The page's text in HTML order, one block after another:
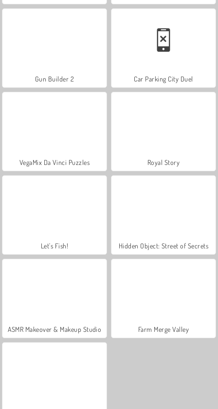
Gun Builder 2 Car Parking City Duel
VegaMix Da Vinci Puzzles Royal Story
Let's Fish! Hidden Object: Street of Secrets
ASMR Makeover & Makeup Studio Farm Merge Valley